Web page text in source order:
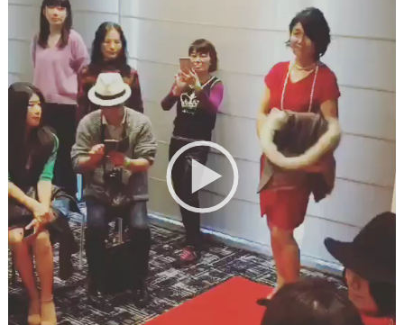
ー
ヤ